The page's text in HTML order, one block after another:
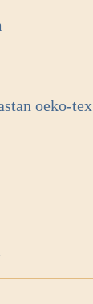
oeko-tex